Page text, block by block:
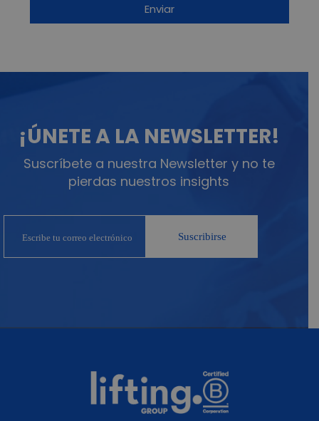
¡ÚNETE A LA NEWSLETTER!
Suscríbete a nuestra Newsletter y no te
pierdas nuestros insights